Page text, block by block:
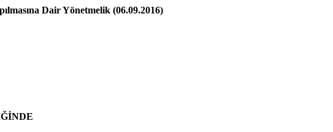
Dair Yönetmelik (06.09.2016)